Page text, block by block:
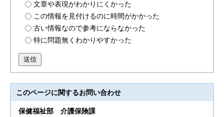
文章や表現がわかりにくかった
この情報を見付けるのに時間がかかった
古い情報なので参考にならなかった
特に問題無くわかりやすかった
送信
このページに関するお問い合わせ
保健福祉部介護保険課